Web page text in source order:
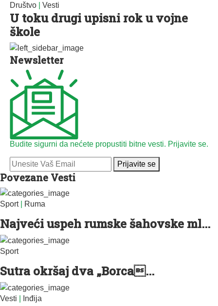
Društvo Vesti
U toku drugi upisni rok u vojne
škole
Newsletter
Budite sigurni da nećete propustiti bitne vesti. Prijavite se.
Prijavite se
Povezane Vesti
Sport| Ruma
Najveći uspeh rumske šahovske ml...
Sport
Sutra okršaj dva „Borca...
Vesti Inđija